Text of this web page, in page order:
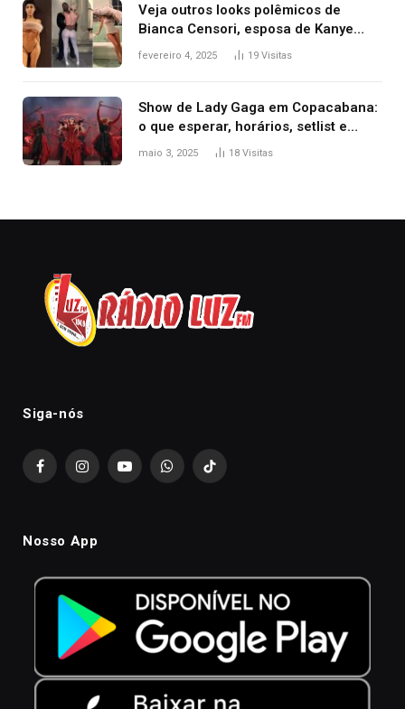
Veja outros looks polêmicos de
Bianca Censori, esposa de Kanye
West que apareceu nua no Grammy
fevereiro 4, 2025 19 Visitas
Show de Lady Gaga em Copacabana:
o que esperar, horários, setlist e
onde assistir
maio 3, 2025 18 Visitas
Siga-nós
FacebookInstagramYouTubeWhatsAppTikTok
Nosso App